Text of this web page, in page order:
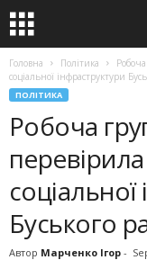
Головна Політика
соціальної інфраструктури
ПОЛІТИКА
Робоча
Буського
Автор Марченко Ігор -